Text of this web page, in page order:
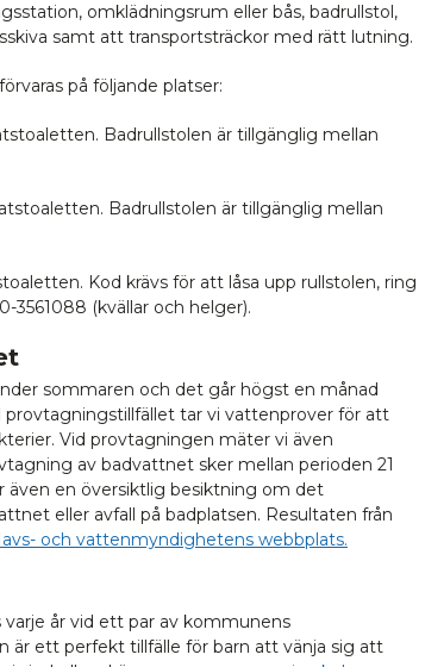
omklädningsrum eller bås, badrullstol,
samt att transportsträckor med rätt lutning.
på följande platser:
Badrullstolen är tillgänglig mellan
Badrullstolen är tillgänglig mellan
Kod krävs för att låsa upp rullstolen, ring
3561088 (kvällar och helger).
sommaren och det går högst en månad
provtagningstillfället tar vi vattenprover för att
Vid provtagningen mäter vi även
av badvattnet sker mellan perioden 21
även en översiktlig besiktning om det
eller avfall på badplatsen. Resultaten från
och vattenmyndighetens webbplats.
år vid ett par av kommunens
är ett perfekt tillfälle för barn att vänja sig att